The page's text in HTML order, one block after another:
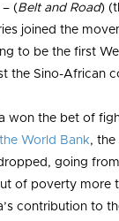
– (Belt and Road)
joined the
to be the first
the Sino-African
won the bet of
the World Bank,
going from
of poverty more
contribution to